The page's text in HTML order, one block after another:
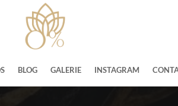
BLOG GALERIE INSTAGRAM